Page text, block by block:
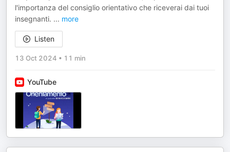
l'importanza del consiglio orientativo che riceverai dai tuoi
insegnanti. ... more
Listen
13 Oct 2024 • 11 min
YouTube